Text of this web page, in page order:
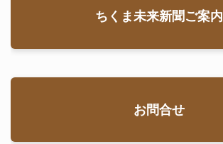
ちくま未来新聞ご案内
お問合せ